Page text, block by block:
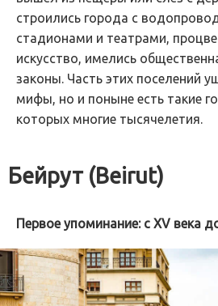
строились города с
стадионами и театрами,
искусство, имелись
законы. Часть этих поселений
мифы, но и поныне есть такие
которых многие тысячелетия.
Бейрут (Beirut)
Первое упоминание: с XV века